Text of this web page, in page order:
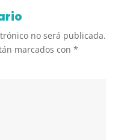
no será publicada.
marcados con *